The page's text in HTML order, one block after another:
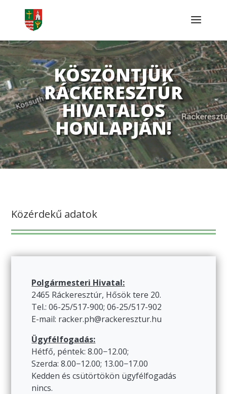
KÖSZÖNTJÜK
RÁCKERESZTÚR
HIVATALOS
HONLAPJÁN!
Közérdekű adatok
Polgármesteri Hivatal:
2465 Ráckeresztúr, Hősök tere 20.
Tel.: 06-25/517-900; 06-25/517-902
E-mail: racker.ph@rackeresztur.hu
Ügyfélfogadás:
Hétfő, péntek: 8.00−12.00;
Szerda: 8.00−12.00; 13.00−17.00
Kedden és csütörtökön ügyfélfogadás
nincs.